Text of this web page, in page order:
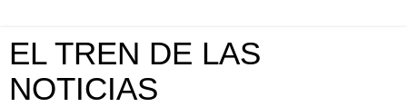
EL TREN DE LAS
NOTICIAS